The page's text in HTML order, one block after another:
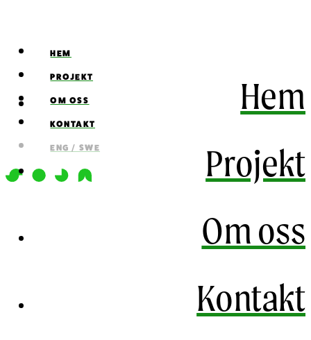
HEM
PROJEKT
OM OSS
KONTAKT
ENG / SWE
Hem
Projekt
Om oss
Kontakt